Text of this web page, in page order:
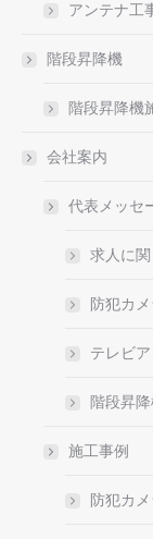
アンテナ工
階段昇降機
階段昇降機
会社案内
代表メッセ
求人に関
防犯カ
テレビ
階段昇
施工事例
防犯カ